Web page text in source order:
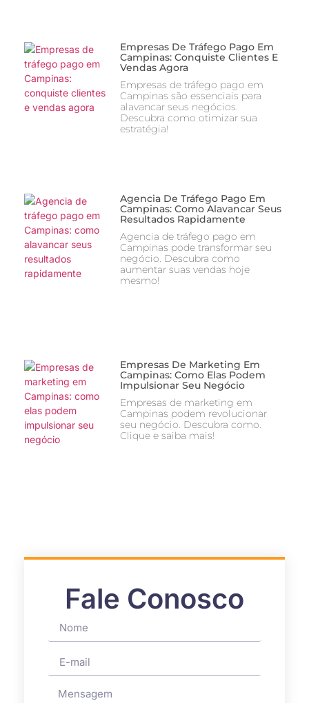
Empresas De Tráfego Pago Em
Campinas: Conquiste Clientes E
Vendas Agora
Empresas de tráfego pago em
Campinas são essenciais para
alavancar seus negócios.
Descubra como otimizar sua
estratégia!
Agencia De Tráfego Pago Em
Campinas: Como Alavancar Seus
Resultados Rapidamente
Agencia de tráfego pago em
Campinas pode transformar seu
negócio. Descubra como
aumentar suas vendas hoje
mesmo!
Empresas De Marketing Em
Campinas: Como Elas Podem
Impulsionar Seu Negócio
Empresas de marketing em
Campinas podem revolucionar
seu negócio. Descubra como.
Clique e saiba mais!
Fale Conosco